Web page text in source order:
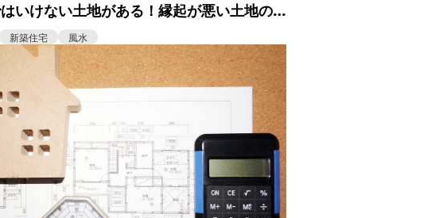
いけない土地がある！縁起が悪い土地の
新築住宅 風水